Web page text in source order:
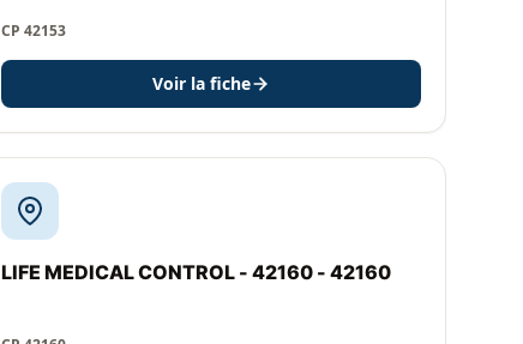
CP 42153
Voir la fiche
LIFE MEDICAL CONTROL - 42160 - 42160